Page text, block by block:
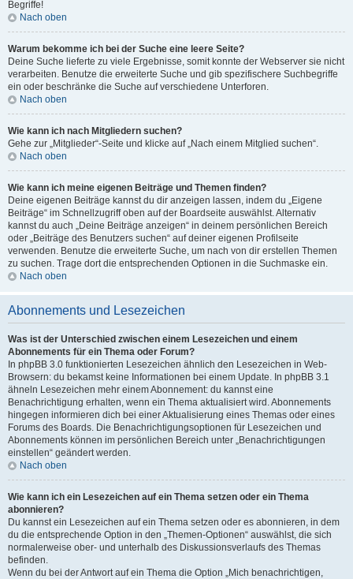
Begriffe!
Nach oben
Warum bekomme ich bei der Suche eine leere Seite?
Deine Suche lieferte zu viele Ergebnisse, somit konnte der Webserver sie nicht
verarbeiten. Benutze die erweiterte Suche und gib spezifischere Suchbegriffe
ein oder beschränke die Suche auf verschiedene Unterforen.
Nach oben
Wie kann ich nach Mitgliedern suchen?
Gehe zur „Mitglieder“-Seite und klicke auf „Nach einem Mitglied suchen“.
Nach oben
Wie kann ich meine eigenen Beiträge und Themen finden?
Deine eigenen Beiträge kannst du dir anzeigen lassen, indem du „Eigene
Beiträge“ im Schnellzugriff oben auf der Boardseite auswählst. Alternativ
kannst du auch „Deine Beiträge anzeigen“ in deinem persönlichen Bereich
oder „Beiträge des Benutzers suchen“ auf deiner eigenen Profilseite
verwenden. Benutze die erweiterte Suche, um nach von dir erstellen Themen
zu suchen. Trage dort die entsprechenden Optionen in die Suchmaske ein.
Nach oben
Abonnements und Lesezeichen
Was ist der Unterschied zwischen einem Lesezeichen und einem
Abonnements für ein Thema oder Forum?
In phpBB 3.0 funktionierten Lesezeichen ähnlich den Lesezeichen in Web-
Browsern: du bekamst keine Informationen bei einem Update. In phpBB 3.1
ähneln Lesezeichen mehr einem Abonnement: du kannst eine
Benachrichtigung erhalten, wenn ein Thema aktualisiert wird. Abonnements
hingegen informieren dich bei einer Aktualisierung eines Themas oder eines
Forums des Boards. Die Benachrichtigungsoptionen für Lesezeichen und
Abonnements können im persönlichen Bereich unter „Benachrichtigungen
einstellen“ geändert werden.
Nach oben
Wie kann ich ein Lesezeichen auf ein Thema setzen oder ein Thema
abonnieren?
Du kannst ein Lesezeichen auf ein Thema setzen oder es abonnieren, in dem
du die entsprechende Option in den „Themen-Optionen“ auswählst, die sich
normalerweise ober- und unterhalb des Diskussionsverlaufs des Themas
befinden.
Wenn du bei der Antwort auf ein Thema die Option „Mich benachrichtigen,